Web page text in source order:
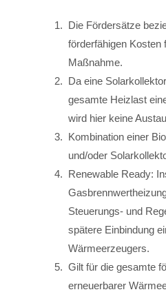
Die Fördersätze
förderfähigen Kosten
Maßnahme.
Da eine
gesamte Heizlast
wird hier keine
Kombination einer
und/oder
Renewable Ready:
Steuerungs- und
spätere Einbindung
Wärmeerzeugers.
Gilt für die gesamte
erneuerbarer